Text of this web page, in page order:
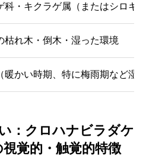
科・キクラゲ属（またはシロキ
枯れ木・倒木・湿った環境
暖かい時期、特に梅雨期など湿
：クロハナビラダケ
覚的・触覚的特徴